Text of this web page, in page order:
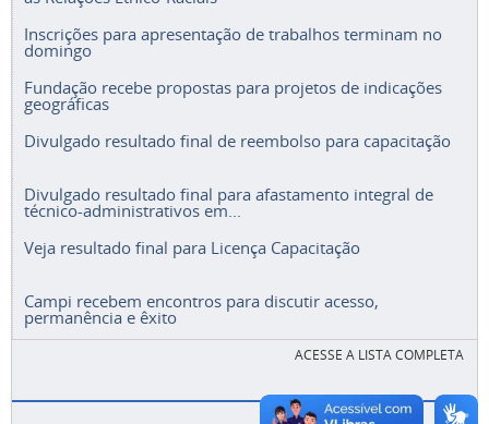
Inscrições para apresentação de trabalhos terminam no
domingo
Fundação recebe propostas para projetos de indicações
geográficas
Divulgado resultado final de reembolso para capacitação
técnico-administrativos em...
permanência e êxito